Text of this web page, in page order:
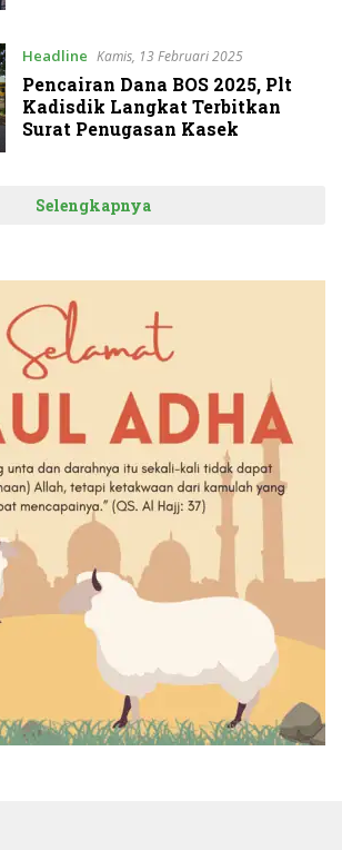
Headline Kamis, 13 Februari 2025
Pencairan Dana BOS 2025, Plt
Kadisdik Langkat Terbitkan
Surat Penugasan Kasek
Selengkapnya